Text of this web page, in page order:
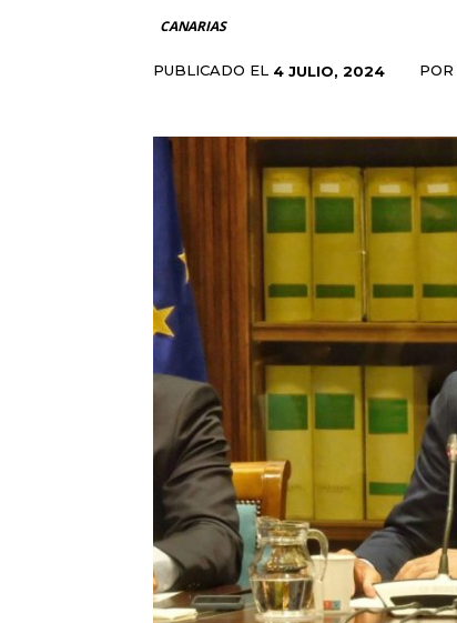
CANARIAS
PUBLICADO EL 4 JULIO, 2024 POR